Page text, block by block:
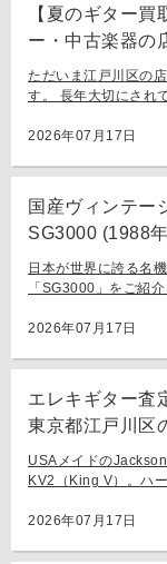
【夏のギター
ー・中古楽器の
ります。
ただいま江戸川区の
す。 長年大切にされ
ち込み査定も大歓迎で
2026年07月17日
国産ヴィンテー
SG3000 (1988
にて買取
日本が世界に誇る名
「SG3000」をご紹
フラッグシップモデ
2026年07月17日
エレキギター査
東京都江戸川区
USAメイドの
KV2（King V）。ハ
[…]
2026年07月17日